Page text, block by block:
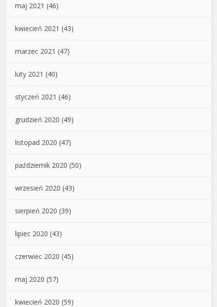
maj 2021 (46)
kwiecień 2021 (43)
marzec 2021 (47)
luty 2021 (40)
styczeń 2021 (46)
grudzień 2020 (49)
listopad 2020 (47)
październik 2020 (50)
wrzesień 2020 (43)
sierpień 2020 (39)
lipiec 2020 (43)
czerwiec 2020 (45)
maj 2020 (57)
kwiecień 2020 (59)